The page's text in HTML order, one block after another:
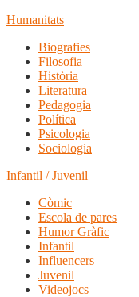
Humanitats
Biografies
Filosofia
Història
Literatura
Pedagogia
Política
Psicologia
Sociologia
Infantil / Juvenil
Còmic
Escola de pares
Humor Gràfic
Infantil
Influencers
Juvenil
Videojocs